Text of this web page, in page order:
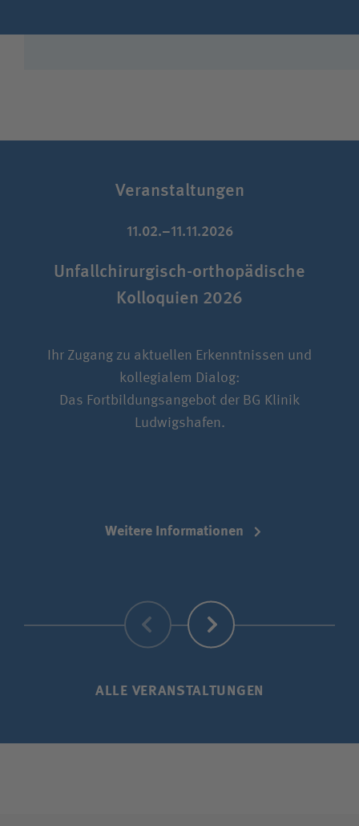
Veranstaltungen
11.02.–11.11.2026
Unfallchirurgisch-orthopädische
Kolloquien 2026
Ihr Zugang zu aktuellen Erkenntnissen und
kollegialem Dialog:
Das Fortbildungsangebot der BG Klinik
Ludwigshafen.
Weitere Informationen
Zurück Weiter
ALLE VERANSTALTUNGEN